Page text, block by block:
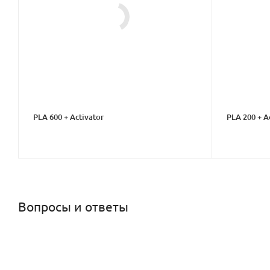
PLA 600 + Activator PLA 200 +
Вопросы и ответы